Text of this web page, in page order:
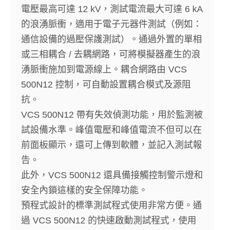
電壓最高可達 12 kV，測試電流最大可達 6 kA
的浪湧脈衝，適用于電子元器件測試（例如：
通信設備的過壓保護測試）。通過外置的單相
或三相耦合 / 去耦網路，可將模擬器產生的浪
湧脈衝施加到電源線上。耦合網路由 VCS
500N12 控制，可自動設置耦合模式及源阻
抗。
VCS 500N12 帶有失效偵測功能，用於監測被
試設備水準。峰值電壓和峰值電流不但可以在
前面板顯示，還可上傳到軟體，並記入測試報
告。
此外，VCS 500N12 還具備接觸控制警示燈和
安全內鎖這樣的安全保障功能。
預程式設計的標準測試程式使用非常方便。通
過 VCS 500N12 的快速啟動測試程式，使用